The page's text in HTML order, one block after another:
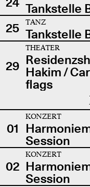
Tankstelle
25
TANZ
Tankstelle
29
THEATER
Hakim /
flags
01
KONZERT
Session
02
KONZERT
Session